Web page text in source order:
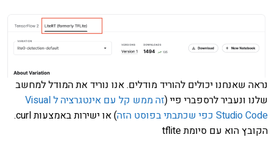
נראה שאנחנו יכולים להוריד מודלים. אנו נוריד את המודל למחשב
שלנו ונעביר לרספברי פיי (
זה ממש קל עם אינטגרציה ל Visual
Studio Code כפי שכתבתי בפוסט הזה
) או ישירות באמצעות curl.
הקובץ הוא עם סיומת tflite